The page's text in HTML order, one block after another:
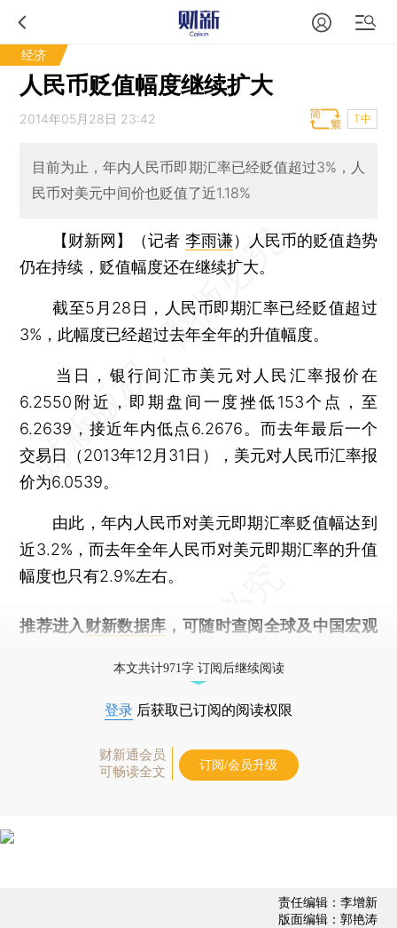
经济
人民币贬值幅度继续扩大
2014年05月28日 23:42 T中
目前为止，年内人民币即期汇率已经贬值超过3%，人
民币对美元中间价也贬值了近1.18%
【财新网】（记者 李雨谦）
人民币的贬值趋势
仍在持续，贬值幅度还在继续扩大。
截至5月28日，人民币即期汇率已经贬值超过
3%，此幅度已经超过去年全年的升值幅度。
当日，银行间汇市美元对人民汇率报价在
6.2550附近，即期盘间一度挫低153个点，至
6.2639，接近年内低点6.2676。而去年最后一个
交易日（2013年12月31日），美元对人民币汇率报
价为6.0539。
由此，年内人民币对美元即期汇率贬值幅达到
近3.2%，而去年全年人民币对美元即期汇率的升值
幅度也只有2.9%左右。
推荐进入 财新数据库 ，可随时查阅全球及中国宏观
本文共计971字 订阅后继续阅读
登录 后获取已订阅的阅读权限
财新通会员
可畅读全文
订阅/会员升级
责任编辑：李增新
版面编辑：郭艳涛